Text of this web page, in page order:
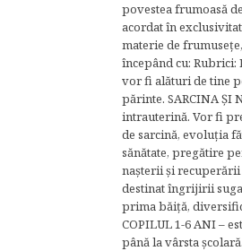
povestea frumoasă
acordat în
materie de
începând cu: Rubrici:
vor fi alături de tine
părinte. SARCINA ŞI
intrauterină. Vor fi
de sarcină, evoluţia
sănătate, pregătire
naşterii şi recuperării
destinat îngrijirii
prima băiţă,
COPILUL 1-6 ANI –
până la vârsta